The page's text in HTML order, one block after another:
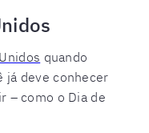
quando
já deve conhecer
– como o Dia de